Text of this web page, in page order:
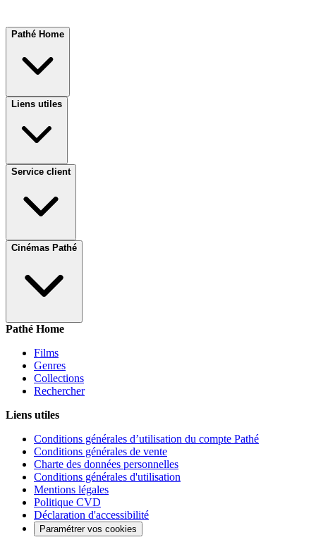
Pathé Home
Liens utiles
Service client
Cinémas Pathé
Pathé Home
Films
Genres
Collections
Rechercher
Liens utiles
Conditions générales d’utilisation du compte Pathé
Conditions générales de vente
Charte des données personnelles
Conditions générales d'utilisation
Mentions légales
Politique CVD
Déclaration d'accessibilité
Paramétrer vos cookies